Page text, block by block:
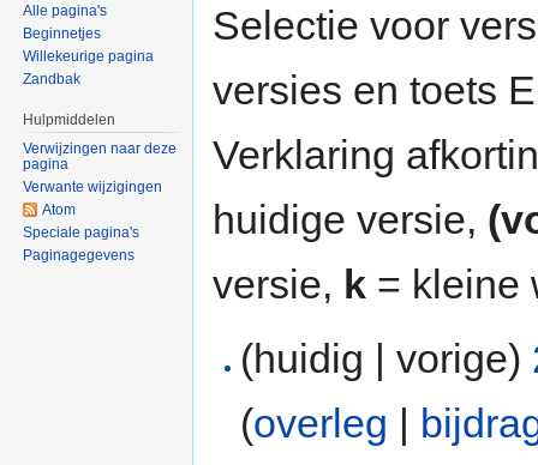
Selectie voor
versies en toets
Verklaring
huidige versie,
versie, k = kleine
(huidig | vorige)
(overleg |
Alle pagina's
Beginnetjes
Willekeurige pagina
Zandbak
Hulpmiddelen
Verwijzingen naar deze
pagina
Verwante wijzigingen
Atom
Speciale pagina's
Paginagegevens